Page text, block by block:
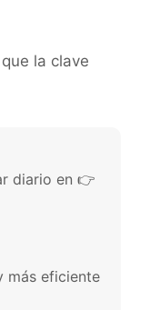
la clave
diario en 👉
más eficiente